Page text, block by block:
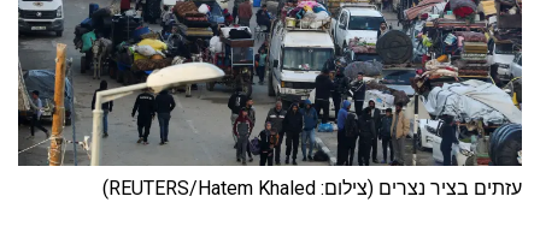
עזתים בציר נצרים (צילום: REUTERS/Hatem Khaled)